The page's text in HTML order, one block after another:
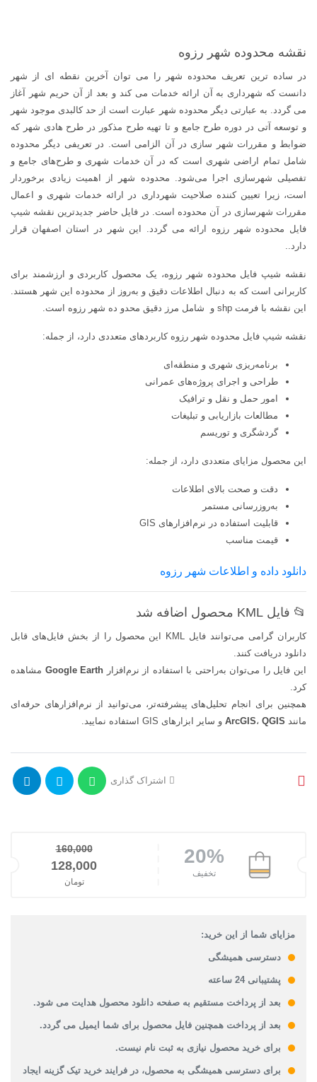
نقشه محدوده شهر رزوه
در ساده ترین تعریف محدوده شهر را می توان آخرین نقطه ای از شهر
دانست که شهرداری به آن ارائه خدمات می کند و بعد از آن حریم شهر آغاز
می گردد. به عبارتی دیگر محدوده شهر عبارت است از حد کالبدی موجود شهر
و توسعه آتی در دوره طرح جامع و تا تهیه طرح مذکور در طرح هادی شهر که
ضوابط و مقررات شهر سازی در آن الزامی است. در تعریفی دیگر محدوده
شامل تمام اراضی شهری است که در آن خدمات شهری و طرح‌های جامع و
تفصیلی شهرسازی اجرا می‌شود. محدوده شهر از اهمیت زیادی برخوردار
است، زیرا تعیین کننده صلاحیت شهرداری در ارائه خدمات شهری و اعمال
مقررات شهرسازی در آن محدوده است. در فایل حاضر جدیدترین نقشه شیپ
فایل محدوده شهر رزوه ارائه می گردد. این شهر در استان اصفهان قرار
دارد..
نقشه شیپ فایل محدوده شهر رزوه، یک محصول کاربردی و ارزشمند برای
کاربرانی است که به دنبال اطلاعات دقیق و به‌روز از محدوده این شهر هستند.
این نقشه با فرمت shp و شامل مرز دقیق محدو ده شهر رزوه است.
نقشه شیپ فایل محدوده شهر رزوه کاربردهای متعددی دارد، از جمله:
برنامه‌ریزی شهری و منطقه‌ای
طراحی و اجرای پروژه‌های عمرانی
امور حمل و نقل و ترافیک
مطالعات بازاریابی و تبلیغات
گردشگری و توریسم
این محصول مزایای متعددی دارد، از جمله:
دقت و صحت بالای اطلاعات
به‌روزرسانی مستمر
قابلیت استفاده در نرم‌افزارهای GIS
قیمت مناسب
دانلود داده و اطلاعات شهر رزوه
📂 فایل KML محصول اضافه شد
کاربران گرامی می‌توانند فایل KML این محصول را از بخش فایل‌های قابل
دانلود دریافت کنند.
این فایل را می‌توان به‌راحتی با استفاده از نرم‌افزار Google Earth مشاهده
کرد.
همچنین برای انجام تحلیل‌های پیشرفته‌تر، می‌توانید از نرم‌افزارهای حرفه‌ای
مانند
ArcGIS، QGIS و سایر ابزارهای GIS استفاده نمایید.
اشتراک گذاری
20%
تخفیف
160,000
قیمت اصلی: 160,000تومان بود.
128,000
تومان
مزایای شما از این خرید:
دسترسی همیشگی
پشتیبانی 24 ساعته
بعد از پرداخت مستقیم به صفحه دانلود محصول هدایت می شود.
بعد از پرداخت همچنین فایل محصول برای شما ایمیل می گردد.
برای خرید محصول نیازی به ثبت نام نیست.
برای دسترسی همیشگی به محصول، در فرایند خرید تیک گزینه ایجاد